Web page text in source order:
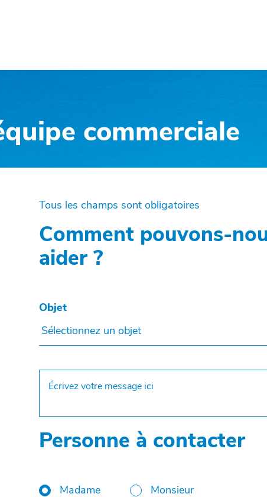
commerciale
Tous les champs sont obligatoires
Comment pouvons-
aider ?
Objet
Sélectionnez un objet
Personne à contacter
Madame Monsieur